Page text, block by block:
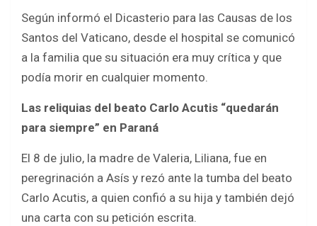
Según informó el Dicasterio para las Causas de los
Santos del Vaticano, desde el hospital se comunicó
a la familia que su situación era muy crítica y que
podía morir en cualquier momento.
Las reliquias del beato Carlo Acutis “quedarán
para siempre” en Paraná
El 8 de julio, la madre de Valeria, Liliana, fue en
peregrinación a Asís y rezó ante la tumba del beato
Carlo Acutis, a quien confió a su hija y también dejó
una carta con su petición escrita.